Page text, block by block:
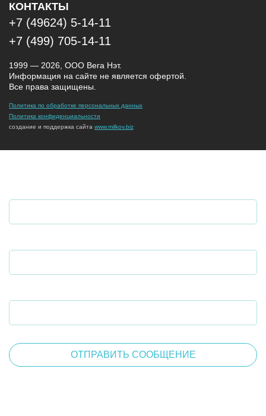
КОНТАКТЫ
+7 (49624) 5-14-11
+7 (499) 705-14-11
1999 — 2026, ООО Вега Нэт.
Информация на сайте не является офертой.
Все права защищены.
Политика по обработке персональных данных
Политика конфиденциальности
создание и поддержка сайта www.milkov.biz
ОТПРАВИТЬ СООБЩЕНИЕ